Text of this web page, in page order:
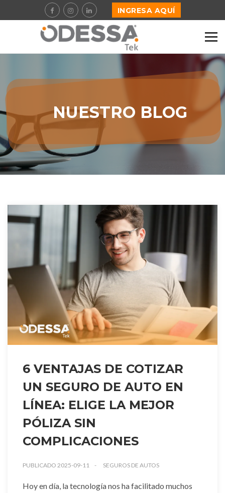
INGRESA AQUÍ
NUESTRO BLOG
6 VENTAJAS DE COTIZAR
UN SEGURO DE AUTO EN
LÍNEA: ELIGE LA MEJOR
PÓLIZA SIN
COMPLICACIONES
PUBLICADO 2025-09-11 SEGUROS DE AUTOS
Hoy en día, la tecnología nos ha facilitado muchos